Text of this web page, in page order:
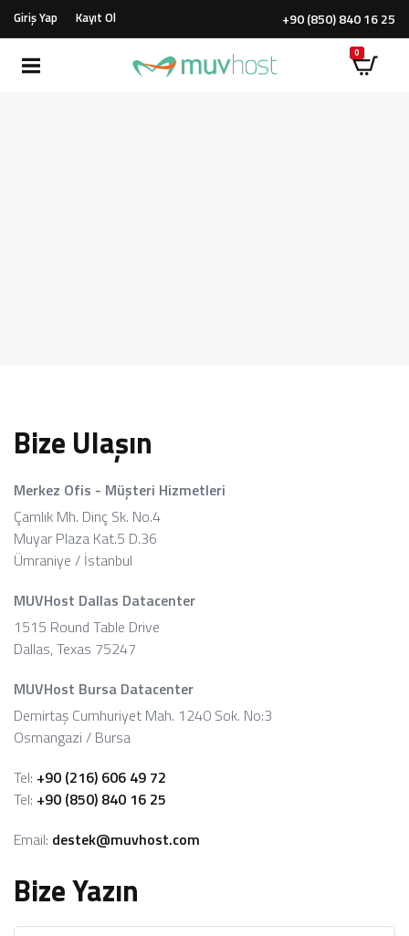
Giriş Yap Kayıt Ol +90 (850) 840 16 25
Bize Ulaşın
Merkez Ofis - Müşteri Hizmetleri
Çamlık Mh. Dinç Sk. No.4
Muyar Plaza Kat.5 D.36
Ümraniye / İstanbul
MUVHost Dallas Datacenter
1515 Round Table Drive
Dallas, Texas 75247
MUVHost Bursa Datacenter
Demirtaş Cumhuriyet Mah. 1240 Sok. No:3
Osmangazi / Bursa
Tel: +90 (216) 606 49 72
Tel: +90 (850) 840 16 25
Email: destek@muvhost.com
Bize Yazın